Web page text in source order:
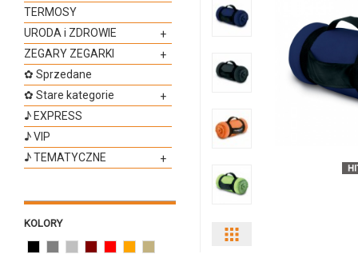
TERMOSY
URODA i ZDROWIE
+
ZEGARY ZEGARKI
+
✿ Sprzedane
✿ Stare kategorie
+
♪ EXPRESS
♪ VIP
♪ TEMATYCZNE
+
KOLORY
ilości
produktu
1989i-